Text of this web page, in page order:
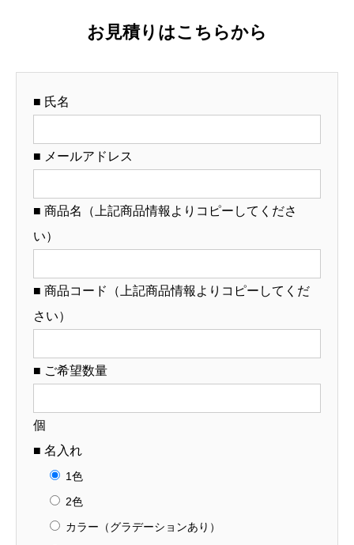
三
対
応・
オ
ナ
丼
お見積りはこちらから
■ 氏名
■ メールアドレス
■ 商品名（上記商品情報よりコピーしてくださ
い）
■ 商品コード（上記商品情報よりコピーしてくだ
さい）
■ ご希望数量
個
■ 名入れ
1色
2色
カラー（グラデーションあり）